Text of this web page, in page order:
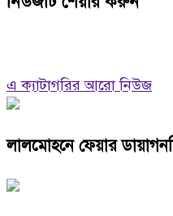
এ ক্যাটাগরির আরো নিউজ
লালমোহনে ফেয়ার